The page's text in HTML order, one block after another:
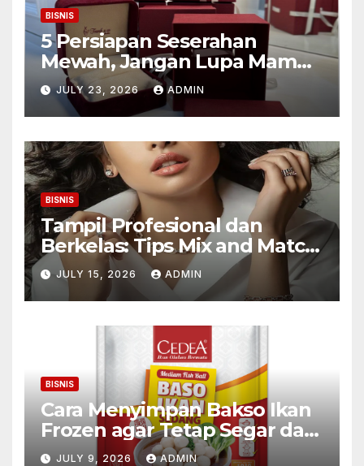
BISNIS
5 Persiapan Seserahan
Mewah, Jangan Lupa Mampir
ke Toko Emas Galaxy Mall
Surabaya
JULY 23, 2026 ADMIN
BISNIS
Tampil Profesional dan
Berkelas: Tips Mix and Match
Kalung Wanita untuk Wanita
Karier
JULY 15, 2026 ADMIN
BISNIS
Cara Menyimpan Bakso Ikan
Frozen agar Tetap Segar dan
Awet
JULY 9, 2026 ADMIN